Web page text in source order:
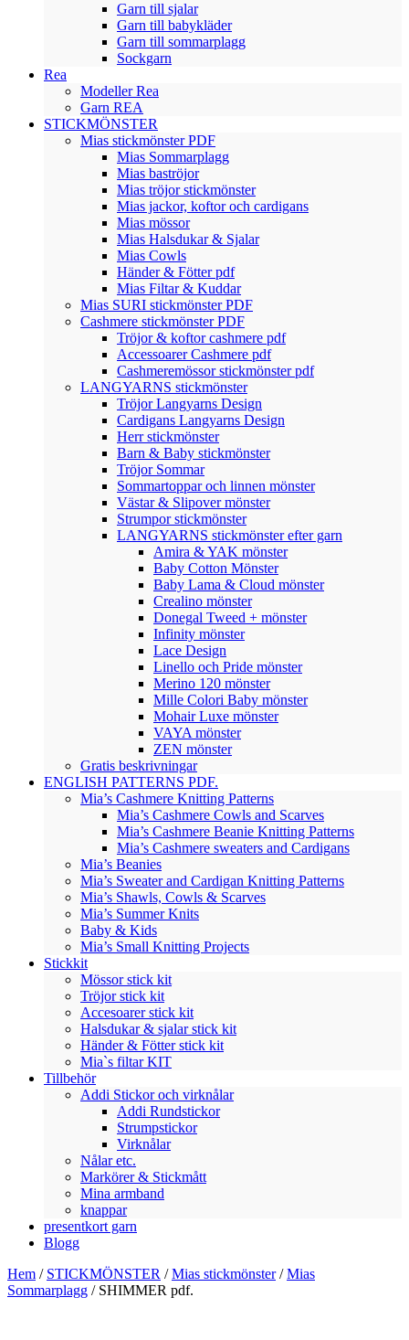
Garn till sjalar
Garn till babykläder
Garn till sommarplagg
Sockgarn
Rea
Modeller Rea
Garn REA
STICKMÖNSTER
Mias stickmönster PDF
Mias Sommarplagg
Mias baströjor
Mias tröjor stickmönster
Mias jackor, koftor och cardigans
Mias mössor
Mias Halsdukar & Sjalar
Mias Cowls
Händer & Fötter pdf
Mias Filtar & Kuddar
Mias SURI stickmönster PDF
Cashmere stickmönster PDF
Tröjor & koftor cashmere pdf
Accessoarer Cashmere pdf
Cashmeremössor stickmönster pdf
LANGYARNS stickmönster
Tröjor Langyarns Design
Cardigans Langyarns Design
Herr stickmönster
Barn & Baby stickmönster
Tröjor Sommar
Sommartoppar och linnen mönster
Västar & Slipover mönster
Strumpor stickmönster
LANGYARNS stickmönster efter garn
Amira & YAK mönster
Baby Cotton Mönster
Baby Lama & Cloud mönster
Crealino mönster
Donegal Tweed + mönster
Infinity mönster
Lace Design
Linello och Pride mönster
Merino 120 mönster
Mille Colori Baby mönster
Mohair Luxe mönster
VAYA mönster
ZEN mönster
Gratis beskrivningar
ENGLISH PATTERNS PDF.
Mia’s Cashmere Knitting Patterns
Mia’s Cashmere Cowls and Scarves
Mia’s Cashmere Beanie Knitting Patterns
Mia’s Cashmere sweaters and Cardigans
Mia’s Beanies
Mia’s Sweater and Cardigan Knitting Patterns
Mia’s Shawls, Cowls & Scarves
Mia’s Summer Knits
Baby & Kids
Mia’s Small Knitting Projects
Stickkit
Mössor stick kit
Tröjor stick kit
Accesoarer stick kit
Halsdukar & sjalar stick kit
Händer & Fötter stick kit
Mia`s filtar KIT
Tillbehör
Addi Stickor och virknålar
Addi Rundstickor
Strumpstickor
Virknålar
Nålar etc.
Markörer & Stickmått
Mina armband
knappar
presentkort garn
Blogg
Hem / STICKMÖNSTER /Mias stickmönster/Mias
Sommarplagg / SHIMMER pdf.